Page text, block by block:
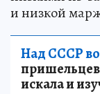
и низкой
Над СССР
искала и